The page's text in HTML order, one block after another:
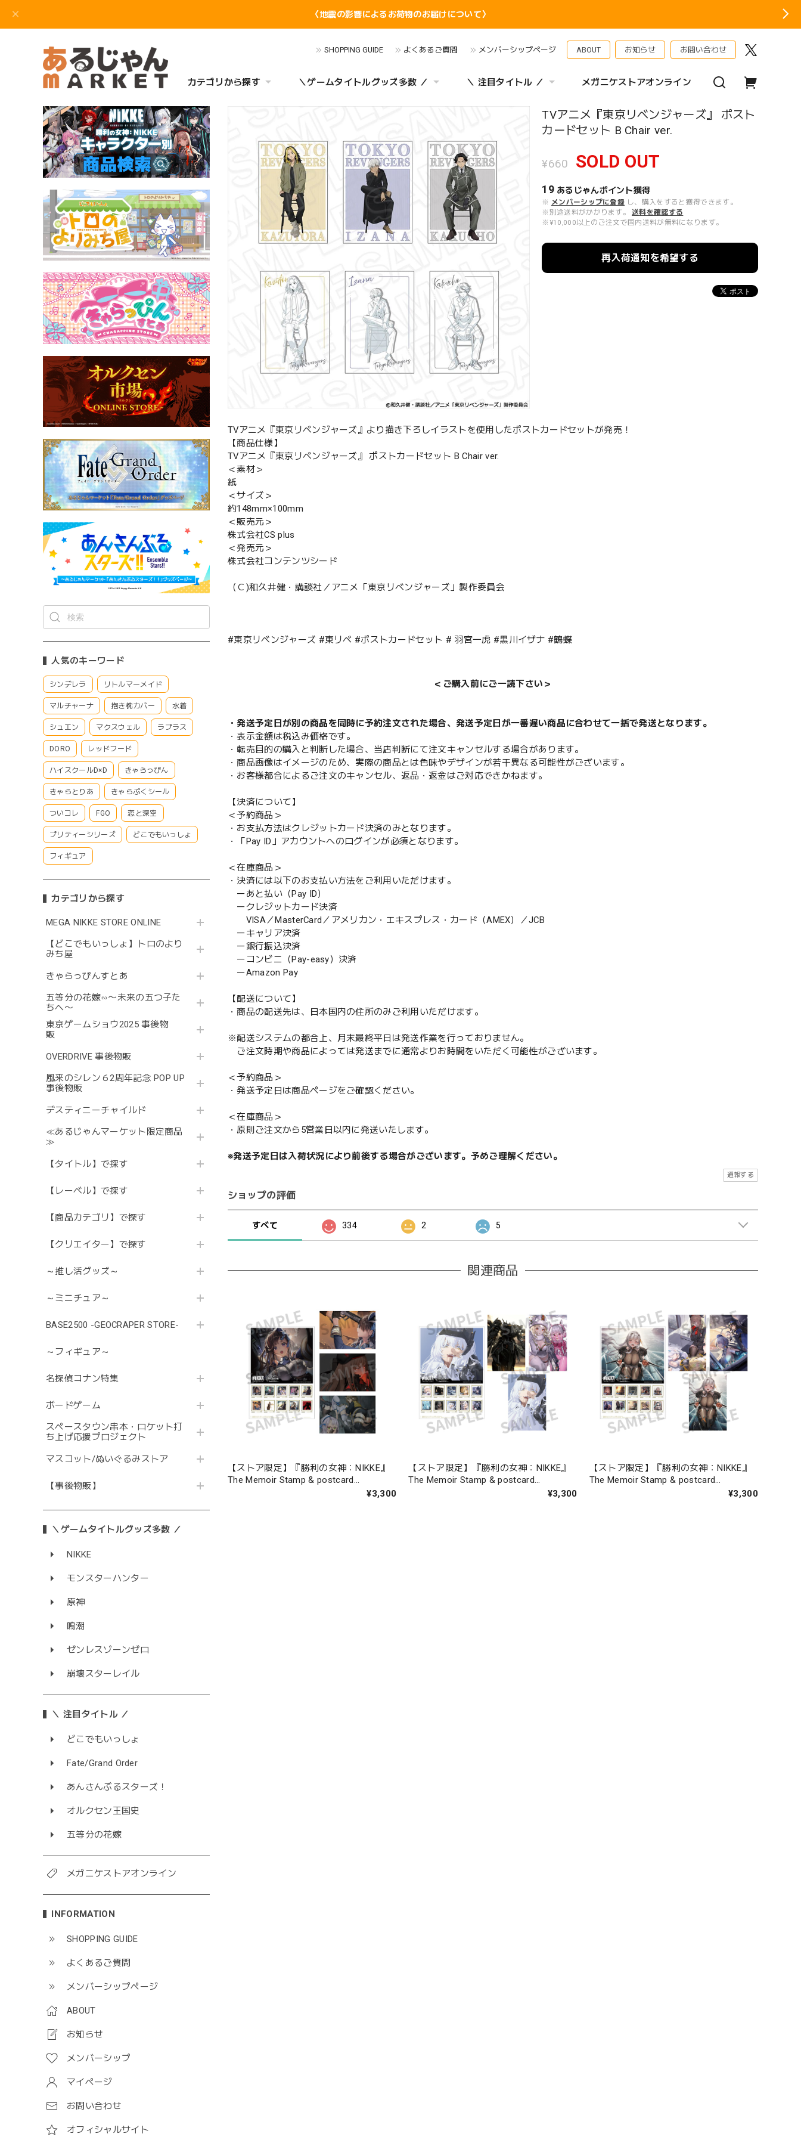
〈地震の影響によるお荷物のお届けについて〉
SHOPPING GUIDE よくあるご質問 メンバーシップページ ABOUT お知らせ お問い合わせ
カテゴリから探す ＼ゲームタイトルグッズ多数 ／ ＼ 注目タイトル ／ メガニケストアオンライン
人気のキーワード
シンデレラ リトルマーメイド
マルチャーナ 抱き枕カバー 水着
シュエン マクスウェル ラプラス
DORO レッドフード
ハイスクールD×D きゃらっぴん
きゃらとりあ きゃらぷくシール
ついコレ FGO 恋と深空
プリティーシリーズ どこでもいっしょ
フィギュア
カテゴリから探す
MEGA NIKKE STORE ONLINE
【どこでもいっしょ】トロのより
みち屋
きゃらっぴんすとあ
五等分の花嫁∽〜未来の五つ子た
ちへ〜
東京ゲームショウ2025 事後物
販
OVERDRIVE 事後物販
風来のシレン６2周年記念 POP UP
事後物販
デスティニーチャイルド
≪あるじゃんマーケット限定商品
≫
【タイトル】で探す
【レーベル】で探す
【商品カテゴリ】で探す
【クリエイター】で探す
～推し活グッズ～
～ミニチュア～
BASE2500 -GEOCRAPER STORE-
～フィギュア～
名探偵コナン特集
ボードゲーム
スペースタウン串本・ロケット打
ち上げ応援プロジェクト
マスコット/ぬいぐるみストア
【事後物販】
＼ゲームタイトルグッズ多数 ／
NIKKE
モンスターハンター
原神
鳴潮
ゼンレスゾーンゼロ
崩壊スターレイル
＼ 注目タイトル ／
どこでもいっしょ
Fate/Grand Order
あんさんぶるスターズ！
オルクセン王国史
五等分の花嫁
メガニケストアオンライン
INFORMATION
SHOPPING GUIDE
よくあるご質問
メンバーシップページ
ABOUT
お知らせ
メンバーシップ
マイページ
お問い合わせ
オフィシャルサイト
TVアニメ『東京リベンジャーズ』 ポスト
カードセット B Chair ver.
¥660 SOLD OUT
19 あるじゃんポイント獲得
※ メンバーシップに登録 し、購入をすると獲得できます。
※別途送料がかかります。
送料を確認する
※¥10,000以上のご注文で国内送料が無料になります。
再入荷通知を希望する
TVアニメ『東京リベンジャーズ』より描き下ろしイラストを使用したポストカードセットが発売！
【商品仕様】
TVアニメ『東京リベンジャーズ』 ポストカードセット B Chair ver.
＜素材＞
紙
＜サイズ＞
約148mm×100mm
＜販売元＞
株式会社CS plus
＜発売元＞
株式会社コンテンツシード
（Ｃ)和久井健・講談社／アニメ「東京リベンジャーズ」製作委員会
#東京リベンジャーズ #東リべ #ポストカードセット # 羽宮一虎 #黒川イザナ #鶴蝶
＜ご購入前にご一読下さい＞
・発送予定日が別の商品を同時に予約注文された場合、発送予定日が一番遅い商品に合わせて一括で発送となります。
・表示金額は税込み価格です。
・転売目的の購入と判断した場合、当店判断にて注文キャンセルする場合があります。
・商品画像はイメージのため、実際の商品とは色味やデザインが若干異なる可能性がございます。
・お客様都合によるご注文のキャンセル、返品・返金はご対応できかねます。
【決済について】
＜予約商品＞
・お支払方法はクレジットカード決済のみとなります。
・「Pay ID」アカウントへのログインが必須となります。
＜在庫商品＞
・決済には以下のお支払い方法をご利用いただけます。
ーあと払い（Pay ID）
ークレジットカード決済
VISA／MasterCard／アメリカン・エキスプレス・カード（AMEX）／JCB
ーキャリア決済
ー銀行振込決済
ーコンビニ（Pay-easy）決済
ーAmazon Pay
【配送について】
・商品の配送先は、日本国内の住所のみご利用いただけます。
※配送システムの都合上、月末最終平日は発送作業を行っておりません。
ご注文時期や商品によっては発送までに通常よりお時間をいただく可能性がございます。
＜予約商品＞
・発送予定日は商品ページをご確認ください。
＜在庫商品＞
・原則ご注文から5営業日以内に発送いたします。
※発送予定日は入荷状況により前後する場合がございます。予めご理解ください。
通報する
ショップの評価
すべて 334 2 5
関連商品
【ストア限定】『勝利の女神：NIKKE』
The Memoir Stamp & postcard
¥3,300
【ストア限定】『勝利の女神：NIKKE』
The Memoir Stamp & postcard
¥3,300
【ストア限定】『勝利の女神：NIKKE』
The Memoir Stamp & postcard
¥3,300